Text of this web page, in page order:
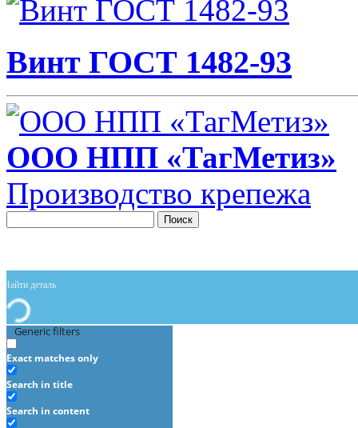
Винт ГОСТ 1482-93
ООО НПП «ТагМетиз»
Производство крепежа
Поиск
Generic filters
Exact matches only
Search in title
Search in content